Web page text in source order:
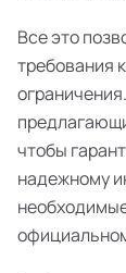
Все это
требования
чтобы
надежному